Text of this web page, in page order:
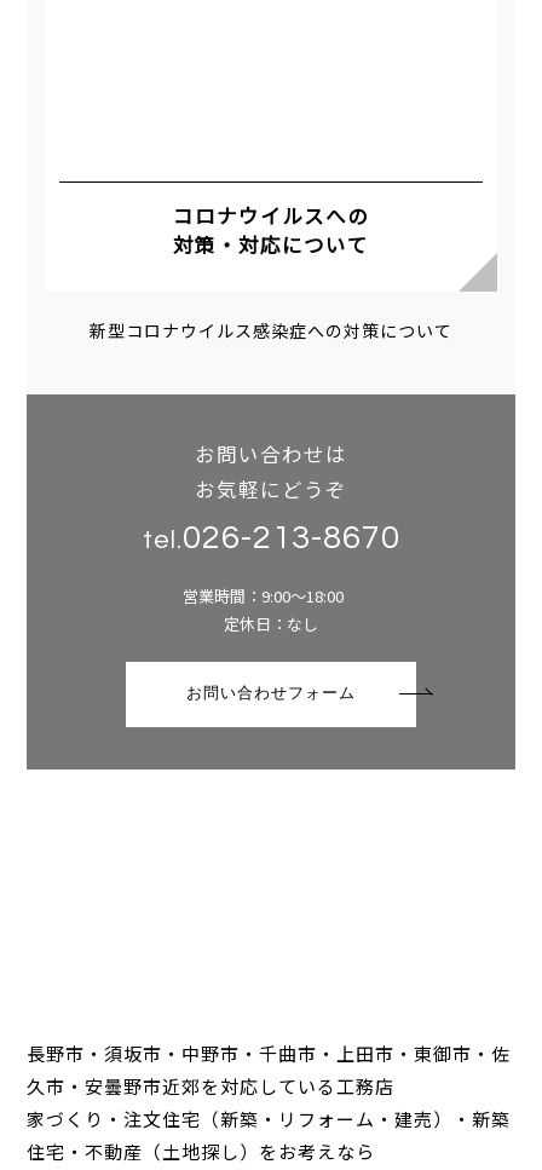
コロナウイルスへの
対策・対応について
新型コロナウイルス感染症への対策について
お問い合わせは
お気軽にどうぞ
tel.026-213-8670
営業時間：9:00～18:00
定休日：なし
お問い合わせフォーム
長野市・須坂市・中野市・千曲市・上田市・東御市・佐
久市・安曇野市近郊を対応している工務店
家づくり・注文住宅（新築・リフォーム・建売）・新築
住宅・不動産（土地探し）をお考えなら